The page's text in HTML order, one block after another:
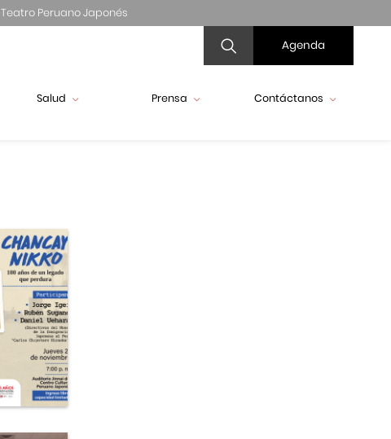
Teatro Peruano Japonés
Agenda
Salud Prensa Contáctanos